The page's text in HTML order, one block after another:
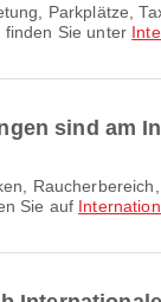
finden Sie unter
sind am
Sie auf